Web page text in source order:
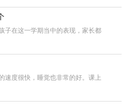
子在这一学期当中的表现，家长都
速度很快，睡觉也非常的好。课上